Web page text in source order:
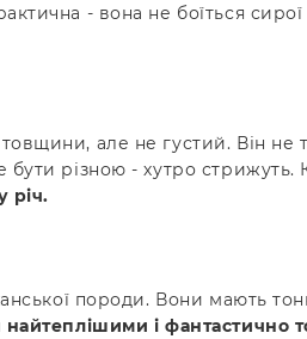
- вона не боїться
але не густий. Він не
різною - хутро стрижуть.
річ.
породи. Вони мають
і фантастично